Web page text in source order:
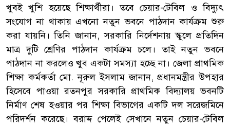
খুবই খুশি হয়েছে শিক্ষার্থীরা। তবে চেয়ার-টেবিল ও বিদ্যুৎ
সংযোগ না থাকায় এখনো নতুন ভবনে পাঠদান কার্যক্রম শুরু
করা যায়নি। তিনি জানান, সরকারি নির্দেশনায় স্কুলে প্রতিদিন
মাত্র দুটি শ্রেণির পাঠদান কার্যক্রম চলে। তাই নতুন ভবনে
পাঠদান না করলেও খুব একটা সমস্যা হচ্ছে না। জেলা প্রাথমিক
শিক্ষা কর্মকর্তা মো. নূরুল ইসলাম জানান, প্রধানমন্ত্রীর উপহার
হিসেবে পাওয়া রতনপুর সরকারি প্রাথমিক বিদ্যালয় ভবনটি
নির্মাণ শেষ হওয়ার পর শিক্ষা বিভাগের একটি দল সরেজমিনে
পরিদর্শন করেছে। বরাদ্দ পেলেই সেখানে নতুন চেয়ার-টেবিল